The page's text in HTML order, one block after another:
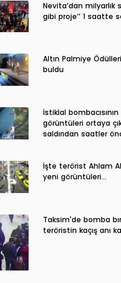
Nevita’dan milyarlık
gibi proje’’ 1 saatte
Altın Palmiye
buldu
İstiklal
görüntüleri ortaya
saldırıdan saatler
İşte terörist Ahlam
yeni görüntüleri…
Taksim'de bomba
teröristin kaçış anı